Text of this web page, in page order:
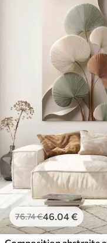
76.74€46.04€